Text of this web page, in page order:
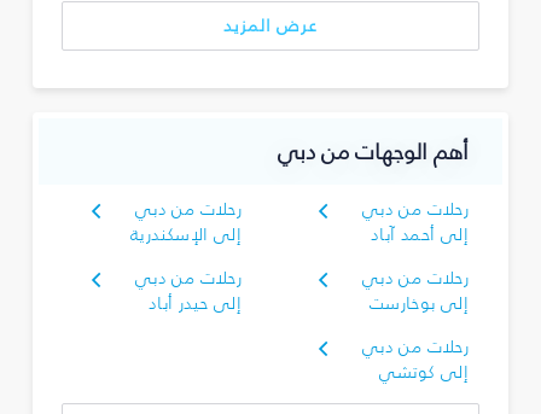
عرض المزيد
أهم الوجهات من دبي
رحلات من دبي
إلى أحمد آباد
رحلات من دبي
إلى الإسكندرية
رحلات من دبي
إلى بوخارست
رحلات من دبي
إلى حيدر أباد
رحلات من دبي
إلى كوتشي